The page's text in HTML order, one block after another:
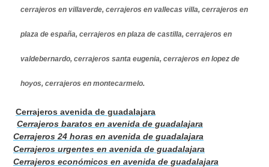
cerrajeros en villaverde, cerrajeros en vallecas villa, cerrajeros en
plaza de españa, cerrajeros en plaza de castilla, cerrajeros en
valdebernardo, cerrajeros santa eugenia, cerrajeros en lopez de
hoyos, cerrajeros en montecarmelo.
Cerrajeros avenida de guadalajara
Cerrajeros baratos en avenida de guadalajara
Cerrajeros 24 horas en avenida de guadalajara
Cerrajeros urgentes en avenida de guadalajara
Cerrajeros económicos en avenida de guadalajara